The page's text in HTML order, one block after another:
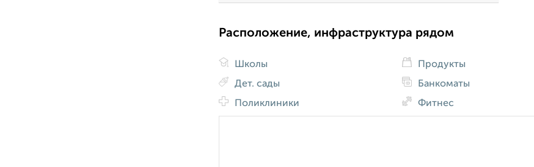
Расположение, инфраструктура рядом
Школы
Дет. сады
Поликлиники
Продукты
Банкоматы
Фитнес